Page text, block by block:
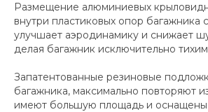
Размещение алюминиевых
внутри пластиковых опор багажника
улучшает аэродинамику и снижает
делая багажник исключительно
Запатентованные резиновые
багажника, максимально повторяют
имеют большую площадь и оснащены